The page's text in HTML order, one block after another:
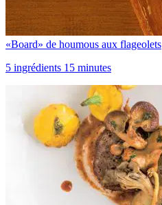
«Board» de houmous aux flageolets
5 ingrédients 15 minutes